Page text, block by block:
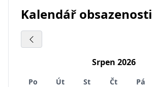
Kalendář obsazenosti
Srpen 2026
Po Út St Čt Pá